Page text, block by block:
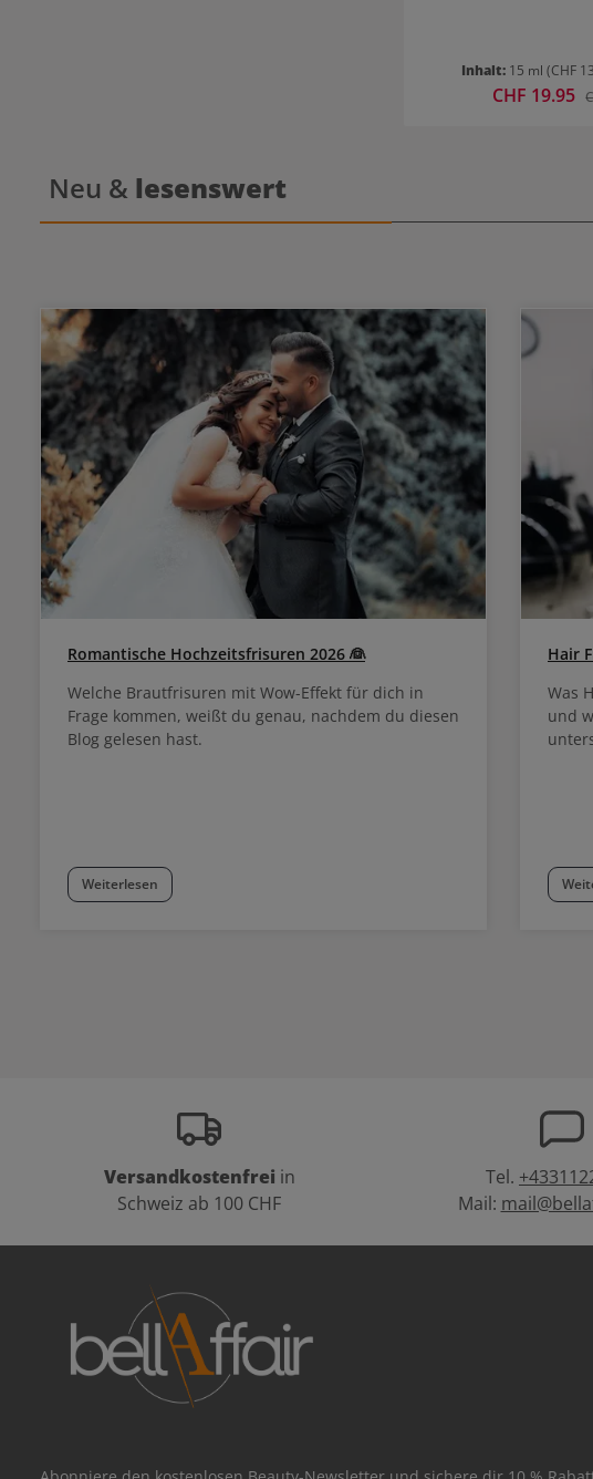
Inhalt: 15 ml(CHF
Verkaufspreis:
CHF 19.95
Neu & lesenswert
Romantische Hochzeitsfrisuren 2026 👰
Welche Brautfrisuren mit Wow-Effekt für dich in
Frage kommen, weißt du genau, nachdem du diesen
Blog gelesen hast.
Weiterlesen
Hair
Was
und
Versandkostenfrei in
Schweiz ab 100 CHF
Tel.
Mail: